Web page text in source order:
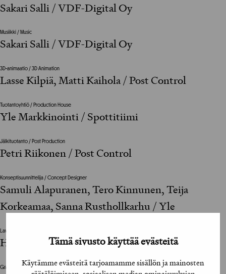
Tämä sivusto käyttää evästeitä
Käytämme evästeitä tarjoamamme sisällön ja mainosten
Sakari Salli / VDF-Digital Oy
Musiikki / Music
Sakari Salli / VDF-Digital Oy
3D-animaatio / 3D Animation
Lasse Kilpiä, Matti Kaihola / Post Control
Tuotantoyhtiö / Production House
Yle Markkinointi / Spottitiimi
Jälkituotanto / Post Production
Petri Riikonen / Post Control
Konseptisuunnittelija / Concept Designer
Samuli Alapuranen, Tero Kinnunen, Teija
Korkeamaa, Sanna Rusthollkarhu / Yle
Lavastus / Set Design
Heini Kervinen / H2K Design
Graafinen suunnittelija / Graphic Designer